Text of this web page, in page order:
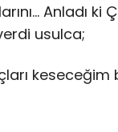
Anladı ki
usulca;
keseceğim